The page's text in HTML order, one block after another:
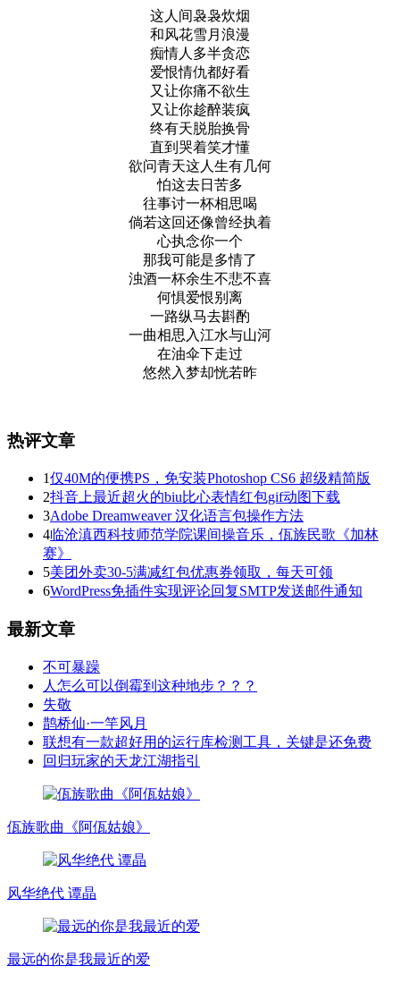
这人间袅袅炊烟
和风花雪月浪漫
痴情人多半贪恋
爱恨情仇都好看
又让你痛不欲生
又让你趁醉装疯
终有天脱胎换骨
直到哭着笑才懂
欲问青天这人生有几何
怕这去日苦多
往事讨一杯相思喝
倘若这回还像曾经执着
心执念你一个
那我可能是多情了
浊酒一杯余生不悲不喜
何惧爱恨别离
一路纵马去斟酌
一曲相思入江水与山河
在油伞下走过
悠然入梦却恍若昨
热评文章
1仅40M的便携PS，免安装Photoshop CS6 超级精简版
2抖音上最近超火的biu比心表情红包gif动图下载
3Adobe Dreamweaver 汉化语言包操作方法
4临沧滇西科技师范学院课间操音乐，佤族民歌《加林
赛》
5美团外卖30-5满减红包优惠券领取，每天可领
6WordPress免插件实现评论回复SMTP发送邮件通知
最新文章
不可暴躁
人怎么可以倒霉到这种地步？？？
失敬
鹊桥仙·一竿风月
联想有一款超好用的运行库检测工具，关键是还免费
回归玩家的天龙江湖指引
佤族歌曲《阿佤姑娘》
风华绝代 谭晶
最远的你是我最近的爱